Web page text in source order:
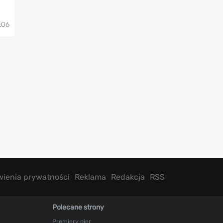
prywatności Reklama Redakcja RSS
Polecane strony